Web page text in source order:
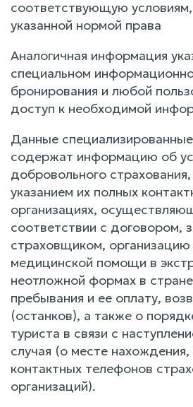
соответствующую
указанной нормой права
Аналогичная информация
специальном
бронирования и любой
доступ к необходимой
Данные
содержат информацию об
добровольного
указанием их полных
организациях,
соответствии с договором,
страховщиком, организацию
медицинской помощи в
неотложной формах в
пребывания и ее оплату,
(останков), а также о
туриста в связи с
случая (о месте
контактных телефонов
организаций).